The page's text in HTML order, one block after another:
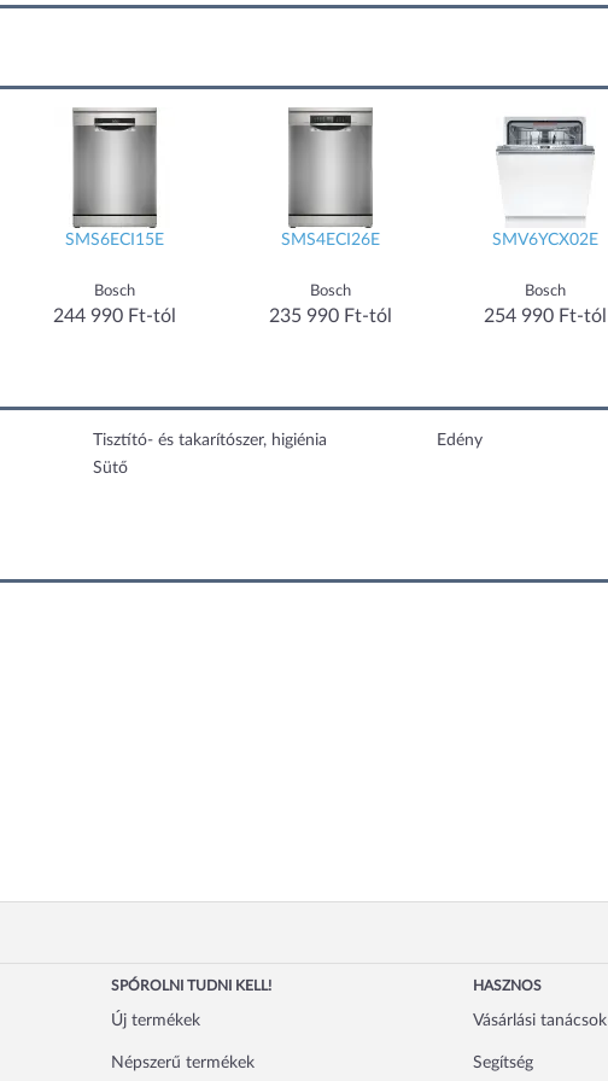
SMS6ECI15E
Bosch
244 990 Ft-tól
SMS4ECI26E
Bosch
235 990 Ft-tól
SMV6YCX02E
Bosch
254 990 Ft-tól
Tisztító- és takarítószer, higiénia Edény
Sütő
SPÓROLNI TUDNI KELL!
Új termékek
Népszerű termékek
HASZNOS
Vásárlási tanácsok
Segítség